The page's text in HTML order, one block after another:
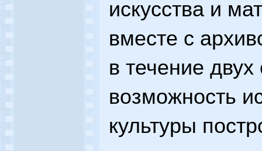
искусства и
вместе с
в течение двух
возможность
культуры